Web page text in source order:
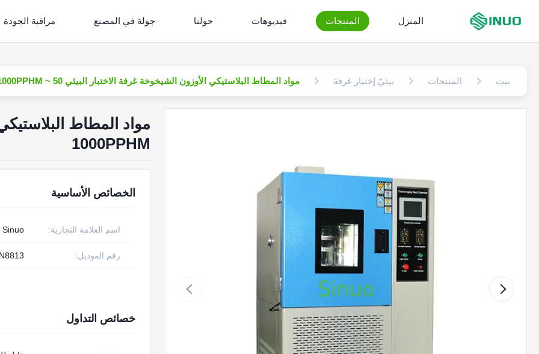
المنزل المنتجات فيديوهات حولنا جولة في المصنع مراقبة الجودة
بيت المنتجات بيئيّ إختبار غرفة مواد المطاط البلاستيكي الأوزون الشيخوخة غرفة الاختبار البيئي 50 ~ 1000PPHM
1000PPHM
الخصائص الأساسية
اسم العلامة التجارية: Sinuo
رقم الموديل:
خصائص التداول